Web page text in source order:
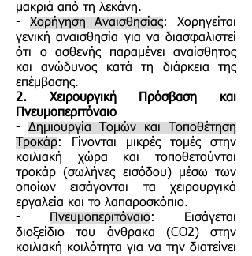
μακριά από τη λεκάνη.
- Χορήγηση Αναισθησίας: Χορηγείται
γενική αναισθησία για να διασφαλιστεί
ότι ο ασθενής παραμένει αναίσθητος
και ανώδυνος κατά τη διάρκεια της
επέμβασης.
2. Χειρουργική Πρόσβαση και
Πνευμοπεριτόναιο
- Δημιουργία Τομών και Τοποθέτηση
Τροκάρ: Γίνονται μικρές τομές στην
κοιλιακή χώρα και τοποθετούνται
τροκάρ (σωλήνες εισόδου) μέσω των
οποίων εισάγονται τα χειρουργικά
εργαλεία και το λαπαροσκόπιο.
-
Πνευμοπεριτόναιο: Εισάγεται
διοξείδιο του άνθρακα (CO2) στην
κοιλιακή κοιλότητα για να την διατείνει